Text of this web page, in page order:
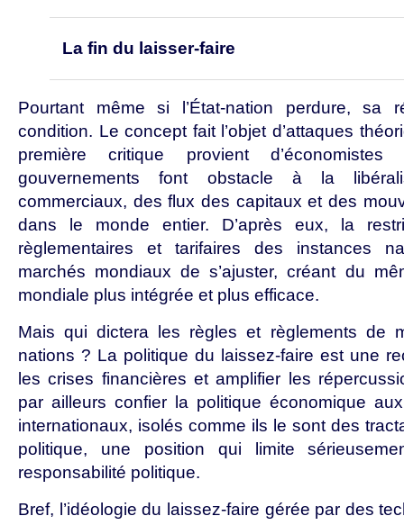
La fin du laisser-faire
Pourtant même si l’État-nation perdure, sa
condition. Le concept fait l’objet d’attaques
première critique provient
gouvernements font obstacle à la
commerciaux, des flux des capitaux et des
dans le monde entier. D’après eux, la
règlementaires et tarifaires des instances
marchés mondiaux de s’ajuster, créant du
mondiale plus intégrée et plus efficace.
Mais qui dictera les règles et règlements de
nations ? La politique du laissez-faire est une
les crises financières et amplifier les
par ailleurs confier la politique économique
internationaux, isolés comme ils le sont des
politique, une position qui limite
responsabilité politique.
Bref, l’idéologie du laissez-faire gérée par des